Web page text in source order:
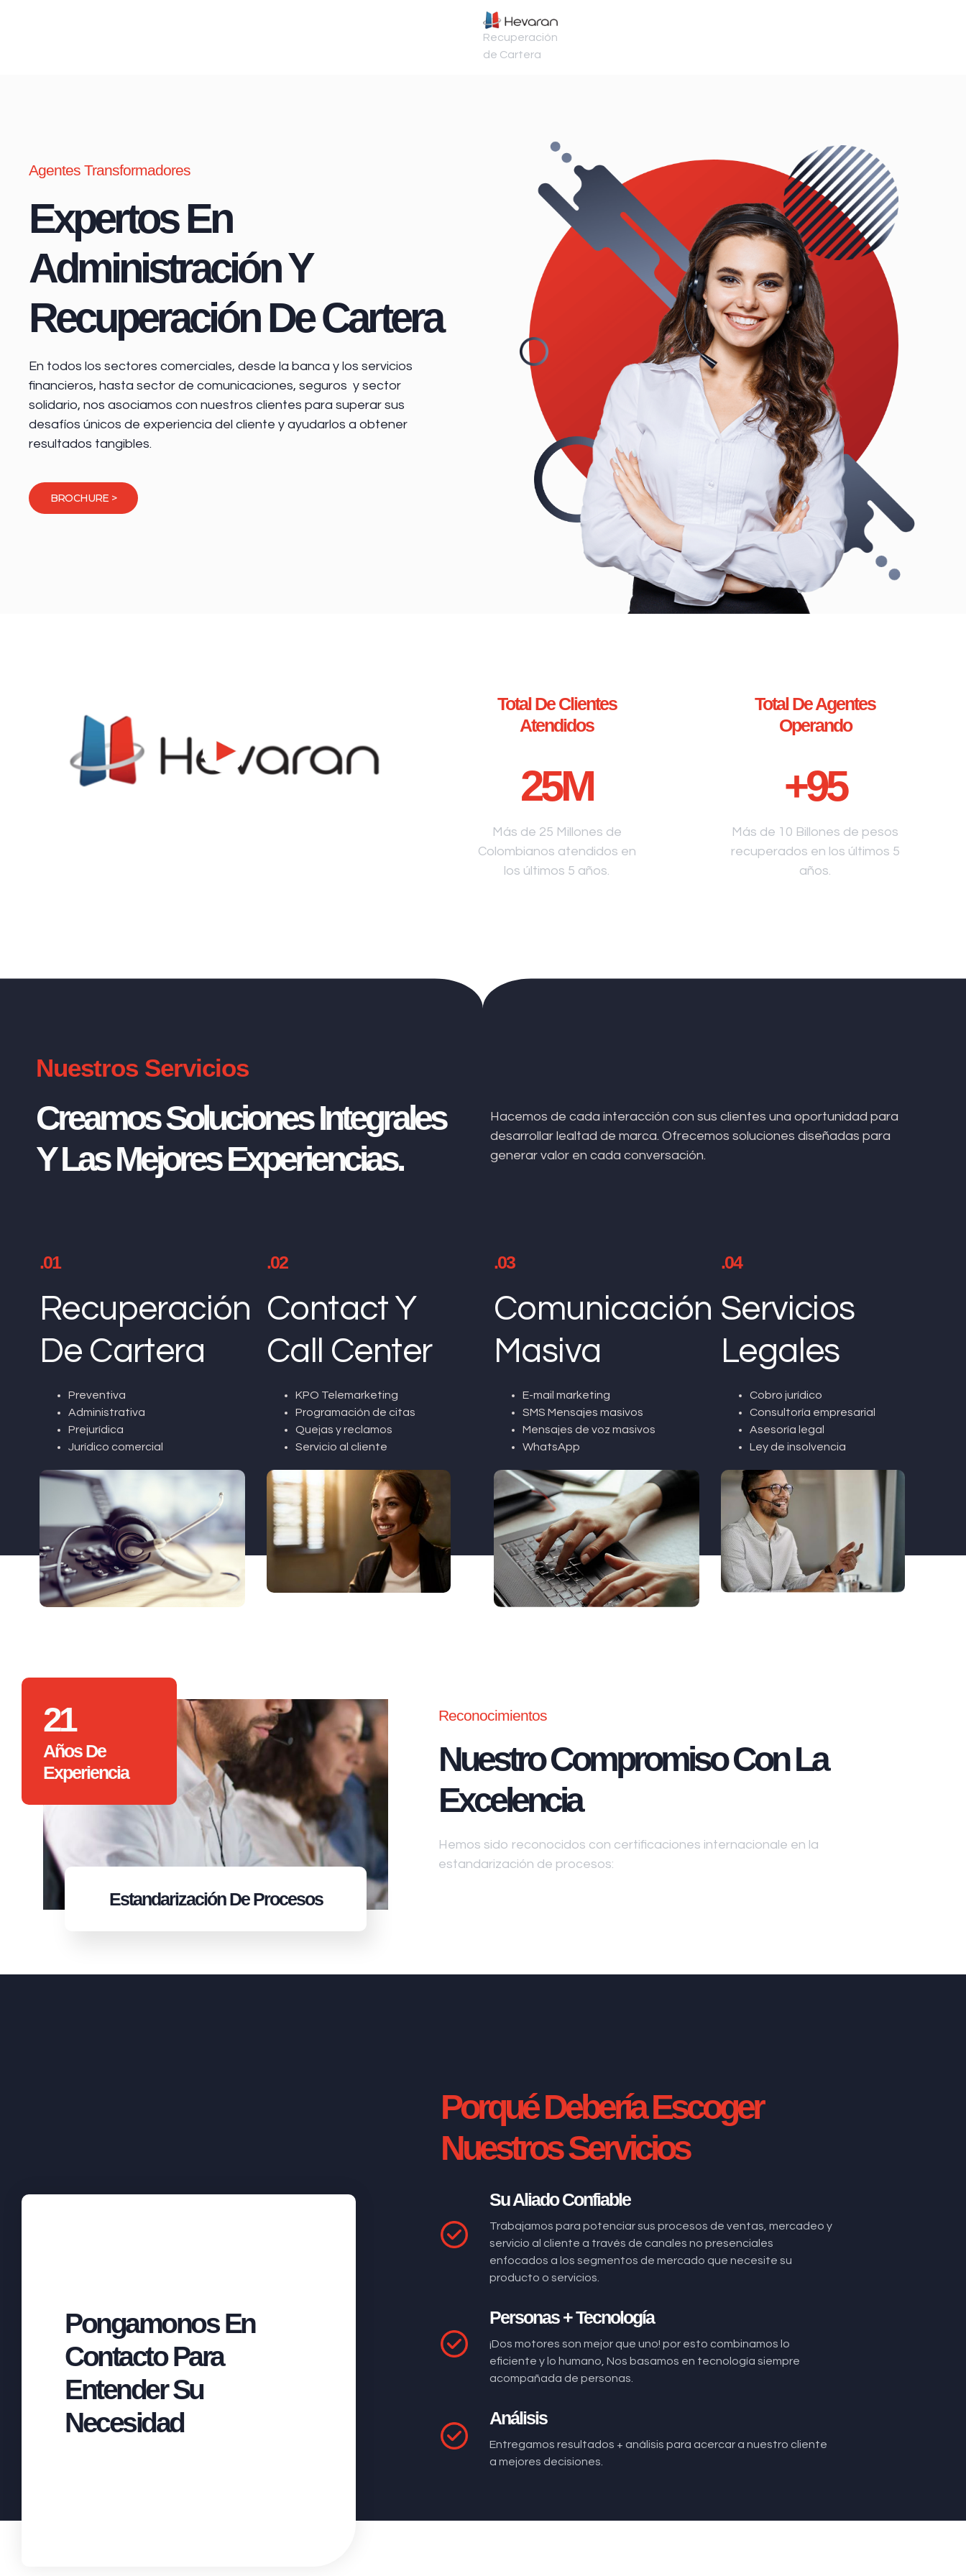
Recuperación
de Cartera
Agentes Transformadores
Expertos En
Administración Y
Recuperación De Cartera
En todos los sectores comerciales, desde la banca y los servicios
financieros, hasta sector de comunicaciones, seguros y sector
solidario, nos asociamos con nuestros clientes para superar sus
desafíos únicos de experiencia del cliente y ayudarlos a obtener
resultados tangibles.
BROCHURE >
Total De Clientes
Atendidos
25M
Más de 25 Millones de
Colombianos atendidos en
los últimos 5 años.
Total De Agentes
Operando
+95
Más de 10 Billones de pesos
recuperados en los últimos 5
años.
Nuestros Servicios
Creamos Soluciones Integrales
Y Las Mejores Experiencias.
Hacemos de cada interacción con sus clientes una oportunidad para
desarrollar lealtad de marca. Ofrecemos soluciones diseñadas para
generar valor en cada conversación.
.01
Recuperación
De Cartera
Preventiva
Administrativa
Prejurídica
Jurídico comercial
.02
Contact Y
Call Center
KPO Telemarketing
Programación de citas
Quejas y reclamos
Servicio al cliente
.03
Comunicación
Masiva
E-mail marketing
SMS Mensajes masivos
Mensajes de voz masivos
WhatsApp
.04
Servicios
Legales
Cobro jurídico
Consultoría empresarial
Asesoría legal
Ley de insolvencia
21
Años De
Experiencia
EstandarizaciónDe Procesos
Reconocimientos
Nuestro Compromiso Con La
Excelencia
Hemos sido reconocidos con certificaciones internacionale en la
estandarización de procesos:
Pongamonos En
Contacto Para
Entender Su
Necesidad
Porqué Debería Escoger
Nuestros Servicios
Su Aliado Confiable
Trabajamos para potenciar sus procesos de ventas, mercadeo y
servicio al cliente a través de canales no presenciales
enfocados a los segmentos de mercado que necesite su
producto o servicios.
Personas + Tecnología
¡Dos motores son mejor que uno! por esto combinamos lo
eficiente y lo humano, Nos basamos en tecnología siempre
acompañada de personas.
Análisis
Entregamos resultados + análisis para acercar a nuestro cliente
a mejores decisiones.